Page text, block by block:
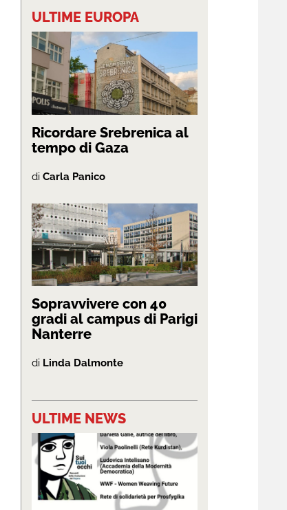
ULTIME EUROPA
Ricordare Srebrenica al
tempo di Gaza
di Carla Panico
Sopravvivere con 40
gradi al campus di Parigi
Nanterre
di Linda Dalmonte
ULTIME NEWS